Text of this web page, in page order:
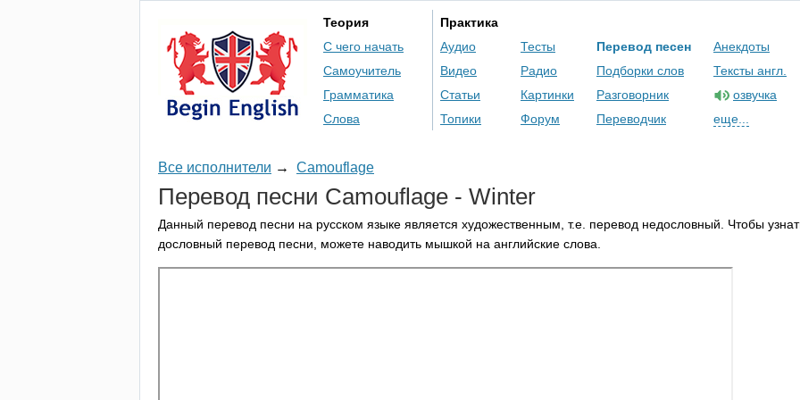
Теория
С чего начать
Самоучитель
Грамматика
Слова
Практика
Аудио
Видео
Статьи
Топики
Тесты
Радио
Картинки
Форум
Перевод песен
Подборки слов
Разговорник
Переводчик
Анекдоты
Тексты англ.
озвучка
еще...
Все исполнители → Camouflage
Перевод песни Camouflage - Winter
Данный перевод песни на русском языке является художественным, т.е. перевод недословный. Чтобы
дословный перевод песни, можете наводить мышкой на английские слова.